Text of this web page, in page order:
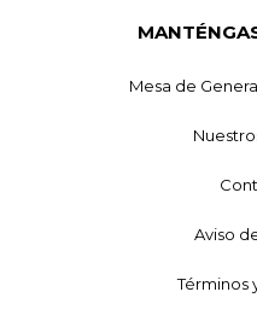
Mesa de
Aviso
Términos